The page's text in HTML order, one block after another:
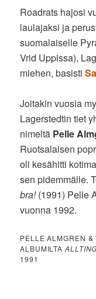
Roadrats hajosi
laulajaksi ja
suomalaiselle
Vrid Uppissa),
miehen, basisti
Joitakin vuosia
Lagerstedtin tiet
nimeltä Pelle
Ruotsalaisen
oli kesähitti
sen pidemmälle.
bra!(1991) Pelle
vuonna 1992.
PELLE ALMGREN &
ALBUMILTA
1991